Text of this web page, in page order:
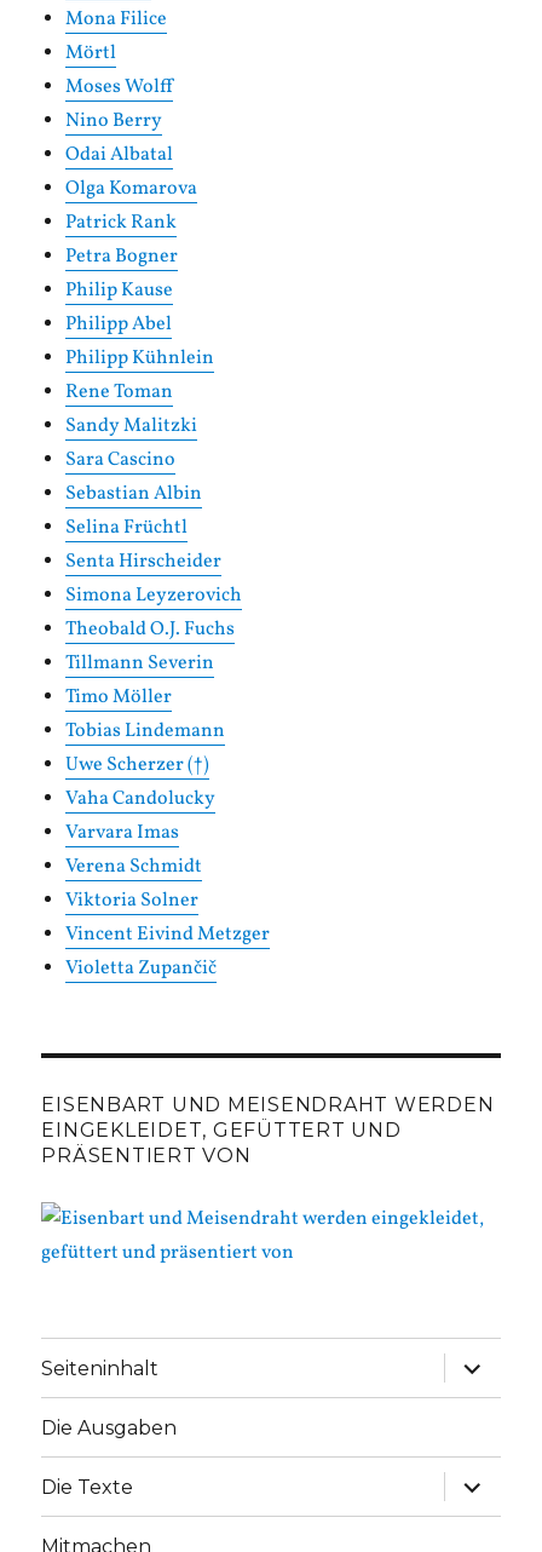
Mona Filice
Mörtl
Moses Wolff
Nino Berry
Odai Albatal
Olga Komarova
Patrick Rank
Petra Bogner
Philip Kause
Philipp Abel
Philipp Kühnlein
Rene Toman
Sandy Malitzki
Sara Cascino
Sebastian Albin
Selina Früchtl
Senta Hirscheider
Simona Leyzerovich
Theobald O.J. Fuchs
Tillmann Severin
Timo Möller
Tobias Lindemann
Uwe Scherzer (†)
Vaha Candolucky
Varvara Imas
Verena Schmidt
Viktoria Solner
Vincent Eivind Metzger
Violetta Zupančič
EISENBART UND MEISENDRAHT WERDEN
EINGEKLEIDET, GEFÜTTERT UND
PRÄSENTIERT VON
Seiteninhalt
Die Ausgaben
Die Texte
Mitmachen